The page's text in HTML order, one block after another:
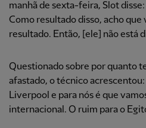
manhã de sexta-feira, Slot
Como resultado disso, acho que
resultado. Então, [ele] não está
Questionado sobre por quanto
afastado, o técnico acrescentou:
Liverpool e para nós é que
internacional. O ruim para o